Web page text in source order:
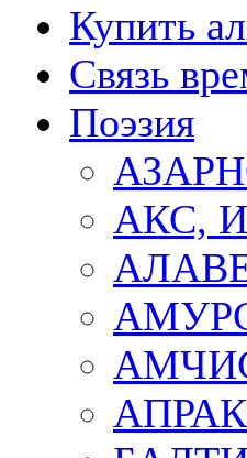
Купить
Связь
Поэзия
АКС,